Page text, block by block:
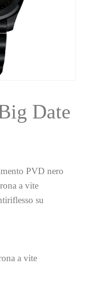
Date
PVD nero
a vite
su
a vite